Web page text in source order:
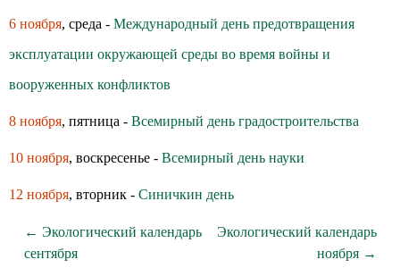
6 ноября, среда - Международный день предотвращения
эксплуатации окружающей среды во время войны и
вооруженных конфликтов
8 ноября, пятница - Всемирный день градостроительства
10 ноября, воскресенье - Всемирный день науки
12 ноября, вторник - Синичкин день
← Экологический календарь
сентября
Экологический календарь
ноября →